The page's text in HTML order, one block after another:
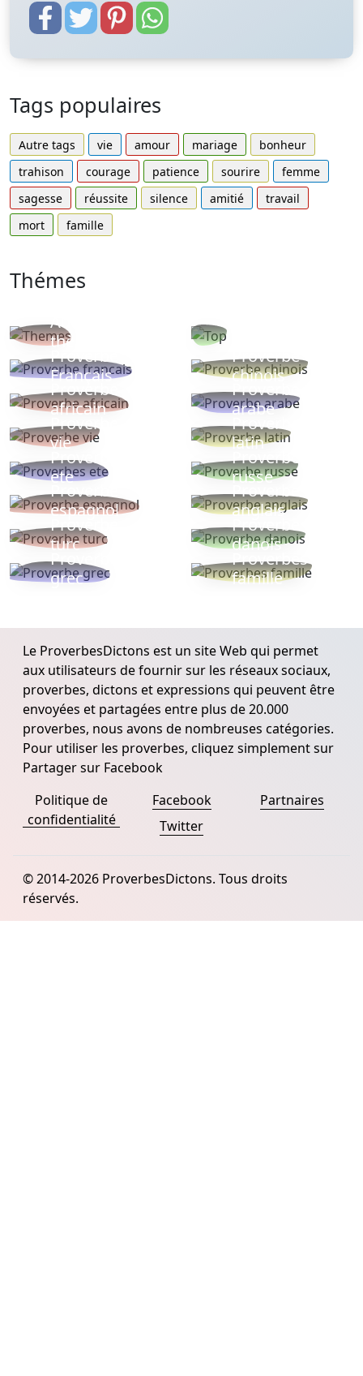
Tags populaires
Autre tags vie amour mariage
bonheur
trahison
courage patience sourire
femme
sagesse
réussite silence amitié
travail
mort
famille
Thémes
Autres
thèmes
Proverbe
Français
Proverbe
chinois
Proverbe
africain
Proverbe
arabe
Proverbe
vie
Proverbe
latin
Proverbes
ete
Proverbe
russe
Proverbe
espagnol
Proverbe
anglais
Proverbe
turc
Proverbe
danois
Proverbe
grec
Proverbes
famille
Le ProverbesDictons est un site Web qui permet
aux utilisateurs de fournir sur les réseaux sociaux,
proverbes, dictons et expressions qui peuvent être
envoyées et partagées entre plus de 20.000
proverbes, nous avons de nombreuses catégories.
Pour utiliser les proverbes, cliquez simplement sur
Partager sur Facebook
Politique de
confidentialité
Facebook
Twitter
Partnaires
© 2014-2026 ProverbesDictons. Tous droits
réservés.